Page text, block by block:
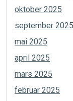
oktober 2025
september 2025
mai 2025
april 2025
mars 2025
februar 2025